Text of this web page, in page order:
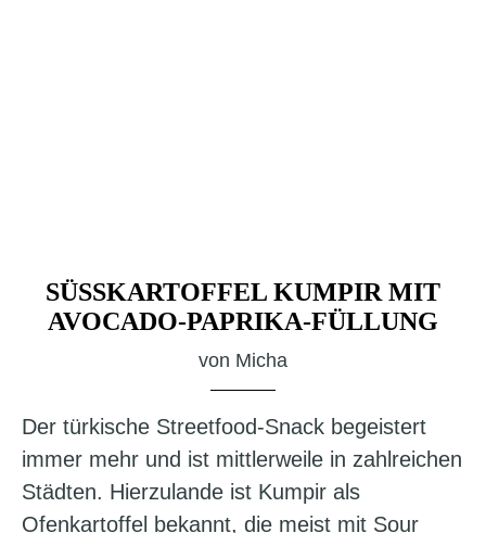
SÜSSKARTOFFEL KUMPIR MIT
AVOCADO-PAPRIKA-FÜLLUNG
von Micha
Der türkische Streetfood-Snack begeistert
immer mehr und ist mittlerweile in zahlreichen
Städten. Hierzulande ist Kumpir als
Ofenkartoffel bekannt, die meist mit Sour